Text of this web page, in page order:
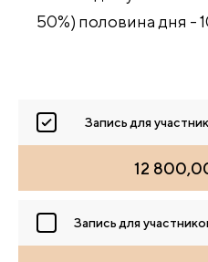
50%) половина дня -
Запись для
12
Запись для